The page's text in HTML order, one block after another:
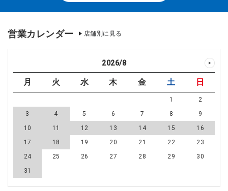
営業カレンダー 店舗別に見る
2026/8
月 火 水 木 金 土 日
1
2
3
4 5 6 7 8
9
10
11 12 13 14 15
16
17
18 19 20 21 22
23
24
25 26 27 28 29
30
31